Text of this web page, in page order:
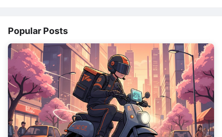
Popular Posts